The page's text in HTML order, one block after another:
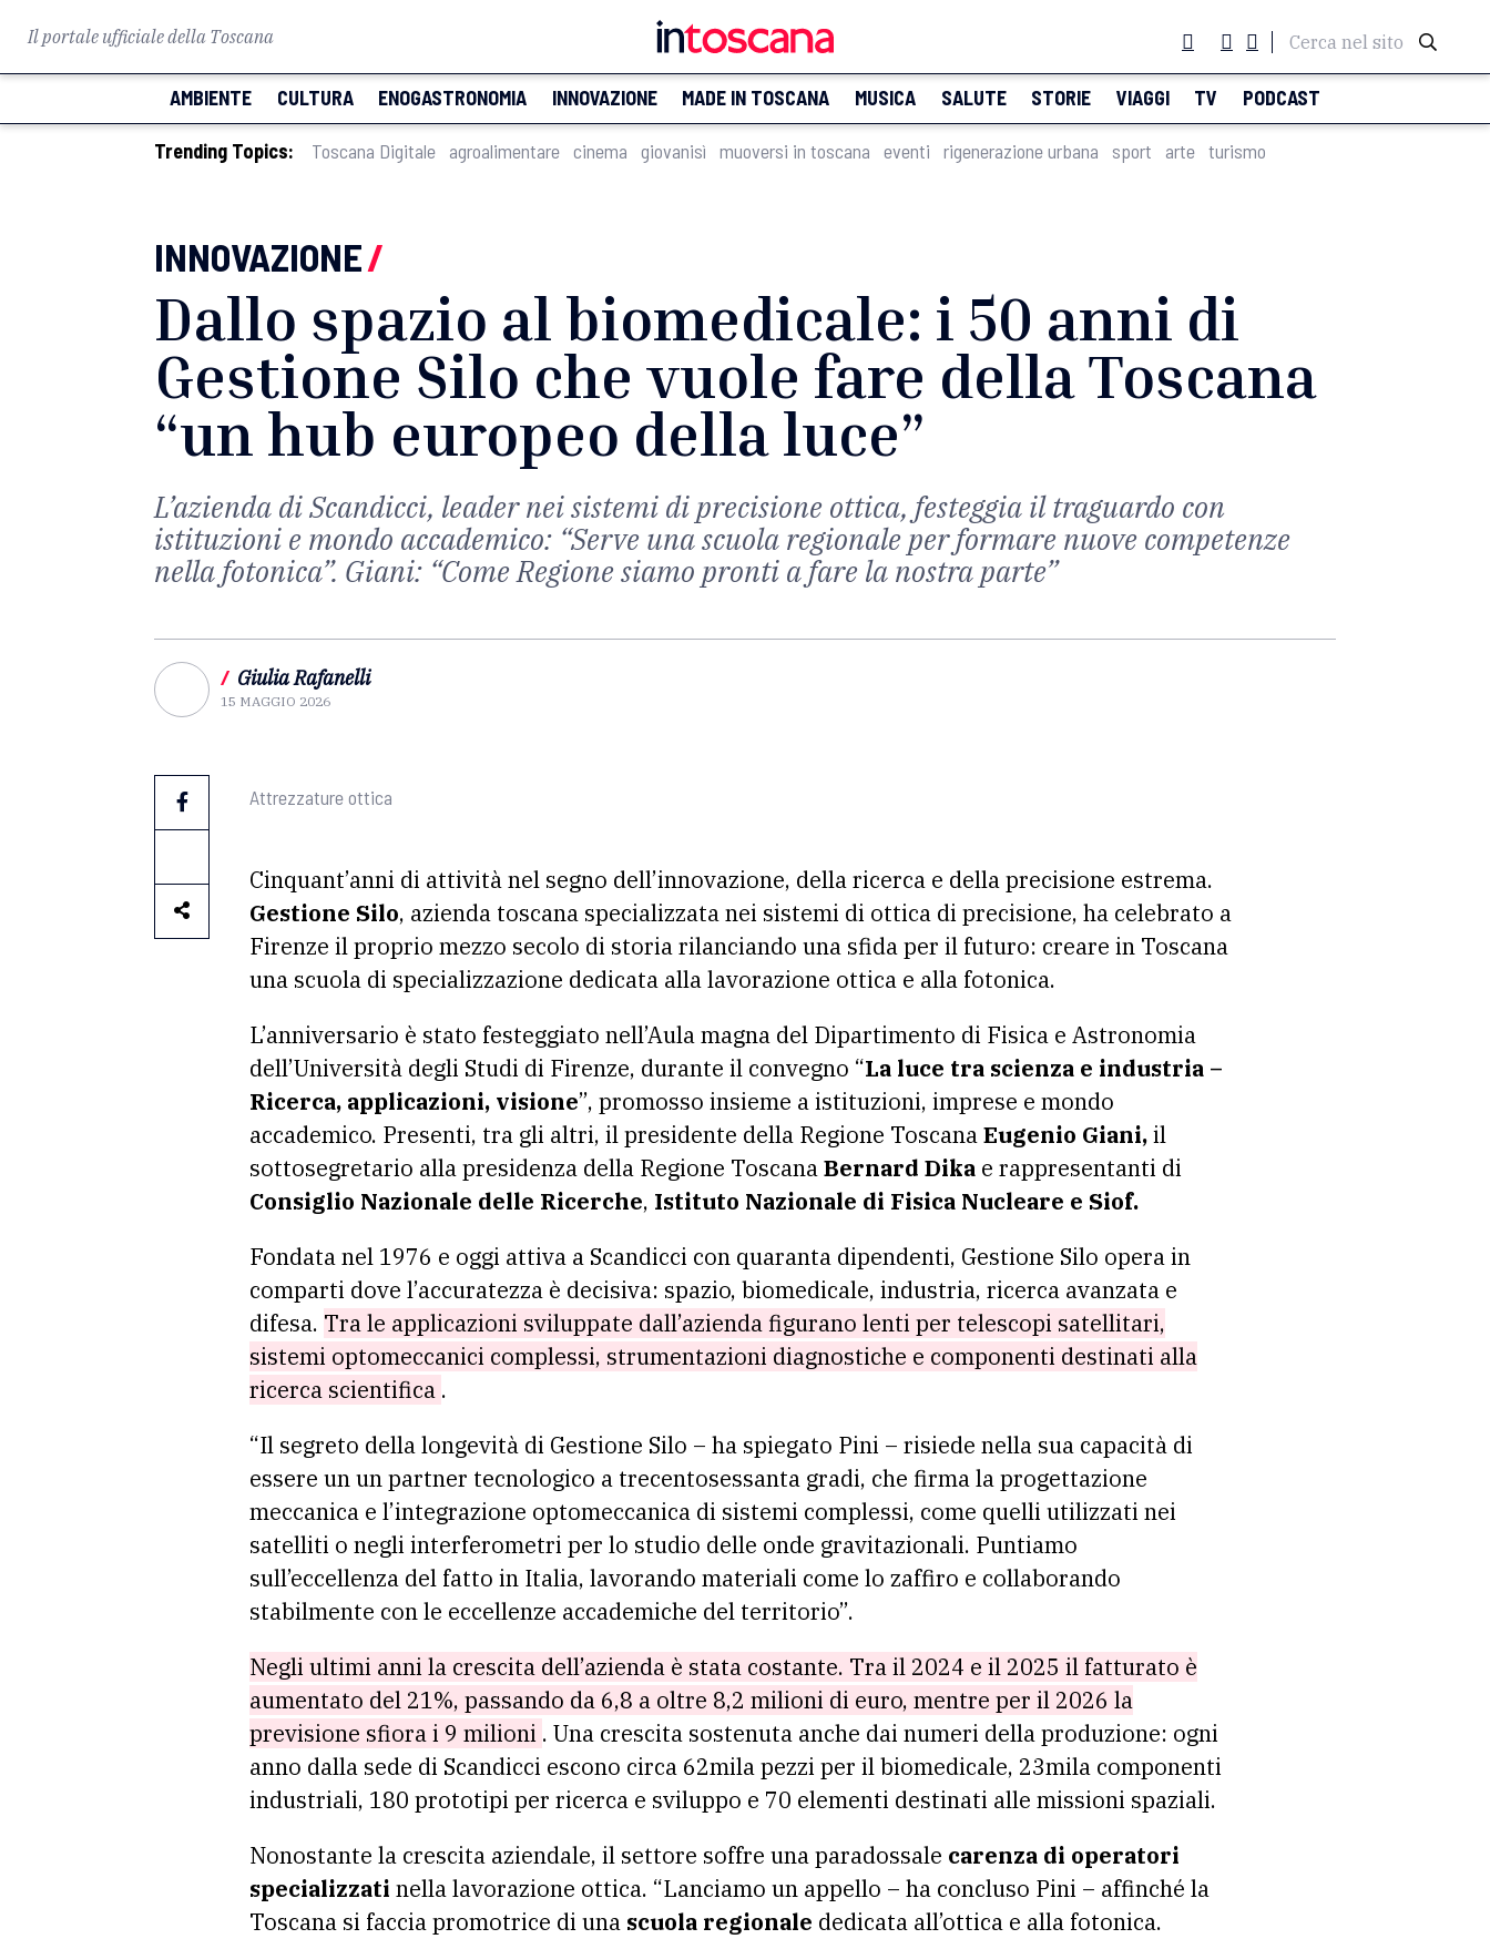
Il portale ufficiale della Toscana Cerca nel sito
AMBIENTE CULTURA ENOGASTRONOMIA INNOVAZIONE MADE IN TOSCANA MUSICA SALUTE STORIE VIAGGI TV PODCAST
Trending Topics: Toscana Digitale agroalimentare cinema giovanisì muoversi in toscana eventi rigenerazione urbana sport arte turismo
INNOVAZIONE/
Dallo spazio al biomedicale: i 50 anni di
Gestione Silo che vuole fare della Toscana
“un hub europeo della luce”
L’azienda di Scandicci, leader nei sistemi di precisione ottica, festeggia il traguardo con
istituzioni e mondo accademico: “Serve una scuola regionale per formare nuove competenze
nella fotonica”. Giani: “Come Regione siamo pronti a fare la nostra parte”
/ Giulia Rafanelli
15 MAGGIO 2026
Attrezzature ottica
Cinquant’anni di attività nel segno dell’innovazione, della ricerca e della precisione estrema.
Gestione Silo, azienda toscana specializzata nei sistemi di ottica di precisione, ha celebrato a
Firenze il proprio mezzo secolo di storia rilanciando una sfida per il futuro: creare in Toscana
una scuola di specializzazione dedicata alla lavorazione ottica e alla fotonica.
L’anniversario è stato festeggiato nell’Aula magna del Dipartimento di Fisica e Astronomia
dell’Università degli Studi di Firenze, durante il convegno “La luce tra scienza e industria –
Ricerca, applicazioni, visione”, promosso insieme a istituzioni, imprese e mondo
accademico. Presenti, tra gli altri, il presidente della Regione ToscanaEugenio Giani,il
sottosegretario alla presidenza della Regione ToscanaBernard Dika e rappresentanti di
Consiglio Nazionale delle Ricerche, Istituto Nazionale di Fisica Nucleare e Siof.
Fondata nel 1976 e oggi attiva a Scandicci con quaranta dipendenti, Gestione Silo opera in
comparti dove l’accuratezza è decisiva: spazio, biomedicale, industria, ricerca avanzata e
difesa. Tra le applicazioni sviluppate dall’azienda figurano lenti per telescopi satellitari,
sistemi optomeccanici complessi, strumentazioni diagnostiche e componenti destinati alla
ricerca scientifica .
“Il segreto della longevità di Gestione Silo – ha spiegato Pini – risiede nella sua capacità di
essere un un partner tecnologico a trecentosessanta gradi, che firma la progettazione
meccanica e l’integrazione optomeccanica di sistemi complessi, come quelli utilizzati nei
satelliti o negli interferometri per lo studio delle onde gravitazionali. Puntiamo
sull’eccellenza del fatto in Italia, lavorando materiali come lo zaffiro e collaborando
stabilmente con le eccellenze accademiche del territorio”.
Negli ultimi anni la crescita dell’azienda è stata costante. Tra il 2024 e il 2025 il fatturato è
aumentato del 21%, passando da 6,8 a oltre 8,2 milioni di euro, mentre per il 2026 la
previsione sfiora i 9 milioni . Una crescita sostenuta anche dai numeri della produzione: ogni
anno dalla sede di Scandicci escono circa 62mila pezzi per il biomedicale, 23mila componenti
industriali, 180 prototipi per ricerca e sviluppo e 70 elementi destinati alle missioni spaziali.
Nonostante la crescita aziendale, il settore soffre una paradossale carenza di operatori
specializzati nella lavorazione ottica. “Lanciamo un appello – ha concluso Pini – affinché la
Toscana si faccia promotrice di una scuola regionale dedicata all’ottica e alla fotonica.